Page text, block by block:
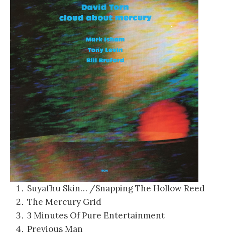
Suyafhu Skin… /Snapping The Hollow Reed
The Mercury Grid
3 Minutes Of Pure Entertainment
Previous Man